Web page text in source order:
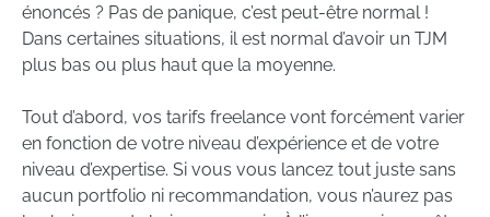
énoncés ? Pas de panique, c’est peut-être normal !
Dans certaines situations, il est normal d’avoir un TJM
plus bas ou plus haut que la moyenne.
Tout d’abord, vos tarifs freelance vont forcément varier
en fonction de votre niveau d’expérience et de votre
niveau d’expertise. Si vous vous lancez tout juste sans
aucun portfolio ni recommandation, vous n’aurez pas